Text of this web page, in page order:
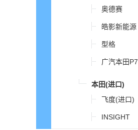
奥德赛
皓影新能源
型格
广汽本田P7
本田(进口)
飞度(进口)
INSIGHT